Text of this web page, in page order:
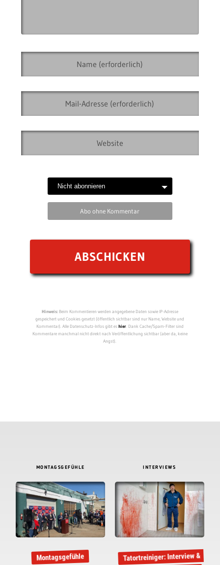
Abo ohne Kommentar
Hinweis:Beim Kommentieren werden angegebene Daten sowie IP-Adresse
gespeichert und Cookies gesetzt (öffentlich sichtbar sind nur Name, Website und
Kommentar). Alle Datenschutz-Infos gibt eshier. Dank Cache/Spam-Filter sind
Kommentare manchmal nicht direkt nach Veröffentlichung sichtbar (aber da, keine
Angst).
MONTAGSGEFÜHLE
Montagsgefühle
INTERVIEWS
Tatortreiniger: Interview &